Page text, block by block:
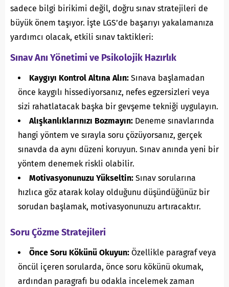
sadece bilgi birikimi değil, doğru sınav stratejileri de
büyük önem taşıyor. İşte LGS’de başarıyı yakalamanıza
yardımcı olacak, etkili sınav taktikleri:
Sınav Anı Yönetimi ve Psikolojik Hazırlık
Kaygıyı Kontrol Altına Alın: Sınava başlamadan
önce kaygılı hissediyorsanız, nefes egzersizleri veya
sizi rahatlatacak başka bir gevşeme tekniği uygulayın.
Alışkanlıklarınızı Bozmayın: Deneme sınavlarında
hangi yöntem ve sırayla soru çözüyorsanız, gerçek
sınavda da aynı düzeni koruyun. Sınav anında yeni bir
yöntem denemek riskli olabilir.
Motivasyonunuzu Yükseltin: Sınav sorularına
hızlıca göz atarak kolay olduğunu düşündüğünüz bir
sorudan başlamak, motivasyonunuzu artıracaktır.
Soru Çözme Stratejileri
Önce Soru Kökünü Okuyun: Özellikle paragraf veya
öncül içeren sorularda, önce soru kökünü okumak,
ardından paragrafı bu odakla incelemek zaman